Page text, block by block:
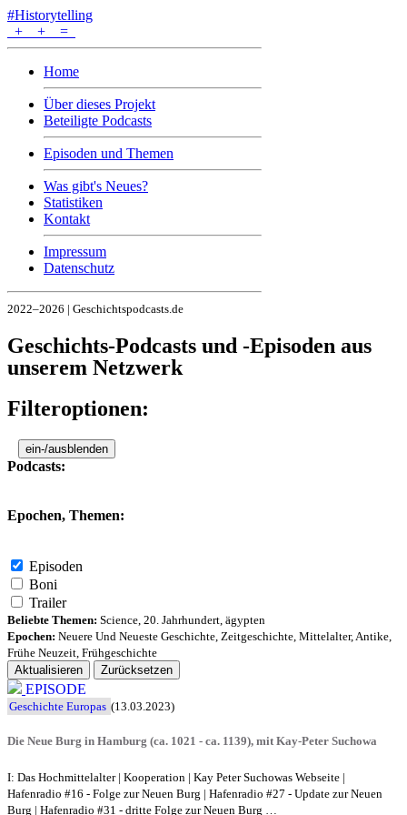
#Historytelling
+
+ =
Home
Über dieses Projekt
Beteiligte Podcasts
Episoden und Themen
Was gibt's Neues?
Statistiken
Kontakt
Impressum
Datenschutz
2022–2026 | Geschichtspodcasts.de
Geschichts-Podcasts und -Episoden aus
unserem Netzwerk
Filteroptionen:
ein-/ausblenden
Podcasts:
Epochen, Themen:
Episoden
Boni
Trailer
Beliebte Themen: Science 20. Jahrhundert ägypten
Epochen: Neuere Und Neueste Geschichte Zeitgeschichte Mittelalter, Antike
Frühe Neuzeit Frühgeschichte
Aktualisieren
Zurücksetzen
EPISODE
Geschichte Europas (13.03.2023)
Die Neue Burg in Hamburg (ca. 1021 - ca. 1139), mit Kay-Peter Suchowa
I: Das Hochmittelalter | Kooperation | Kay Peter Suchowas Webseite |
Hafenradio #16 - Folge zur Neuen Burg | Hafenradio #27 - Update zur Neuen
Burg | Hafenradio #31 - dritte Folge zur Neuen Burg …